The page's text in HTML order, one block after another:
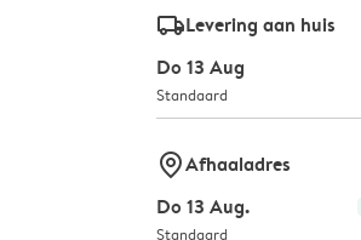
delivery_standard_v2Levering aan huis
Do 13 Aug
Standaard
marker-pinAfhaaladres
Do 13 Aug.
Standaard